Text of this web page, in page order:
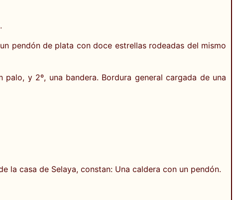
pendón de plata con doce estrellas rodeadas del mismo
y 2º, una bandera. Bordura general cargada de una
la casa de Selaya, constan: Una caldera con un pendón.